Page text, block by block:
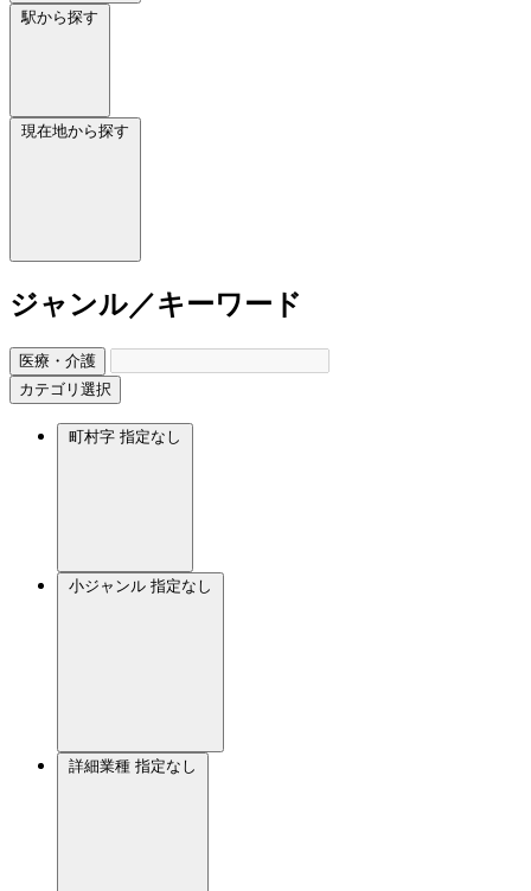
駅から探す
現在地から探す
ジャンル／キーワード
医療・介護
カテゴリ選択
町村字 指定なし
小ジャンル 指定なし
詳細業種 指定なし